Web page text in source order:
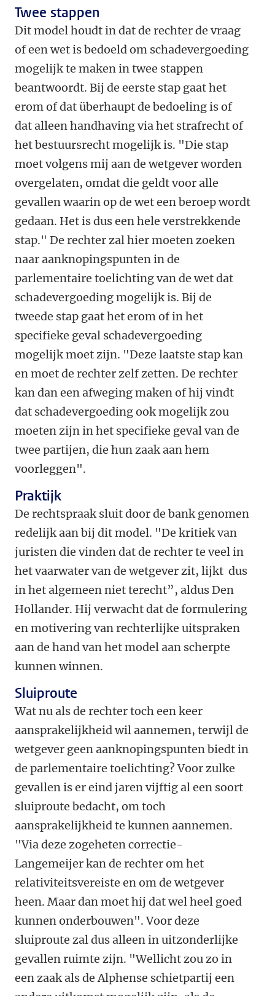
Twee stappen
Dit model houdt in dat de rechter de vraag
of een wet is bedoeld om schadevergoeding
mogelijk te maken in twee stappen
beantwoordt. Bij de eerste stap gaat het
erom of dat überhaupt de bedoeling is of
dat alleen handhaving via het strafrecht of
het bestuursrecht mogelijk is. "Die stap
moet volgens mij aan de wetgever worden
overgelaten, omdat die geldt voor alle
gevallen waarin op de wet een beroep wordt
gedaan. Het is dus een hele verstrekkende
stap." De rechter zal hier moeten zoeken
naar aanknopingspunten in de
parlementaire toelichting van de wet dat
schadevergoeding mogelijk is. Bij de
tweede stap gaat het erom of in het
specifieke geval schadevergoeding
mogelijk moet zijn. "Deze laatste stap kan
en moet de rechter zelf zetten. De rechter
kan dan een afweging maken of hij vindt
dat schadevergoeding ook mogelijk zou
moeten zijn in het specifieke geval van de
twee partijen, die hun zaak aan hem
voorleggen".
Praktijk
De rechtspraak sluit door de bank genomen
redelijk aan bij dit model. "De kritiek van
juristen die vinden dat de rechter te veel in
het vaarwater van de wetgever zit, lijkt dus
in het algemeen niet terecht”, aldus Den
Hollander. Hij verwacht dat de formulering
en motivering van rechterlijke uitspraken
aan de hand van het model aan scherpte
kunnen winnen.
Sluiproute
Wat nu als de rechter toch een keer
aansprakelijkheid wil aannemen, terwijl de
wetgever geen aanknopingspunten biedt in
de parlementaire toelichting? Voor zulke
gevallen is er eind jaren vijftig al een soort
sluiproute bedacht, om toch
aansprakelijkheid te kunnen aannemen.
"Via deze zogeheten correctie-
Langemeijer kan de rechter om het
relativiteitsvereiste en om de wetgever
heen. Maar dan moet hij dat wel heel goed
kunnen onderbouwen". Voor deze
sluiproute zal dus alleen in uitzonderlijke
gevallen ruimte zijn. "Wellicht zou zo in
een zaak als de Alphense schietpartij een